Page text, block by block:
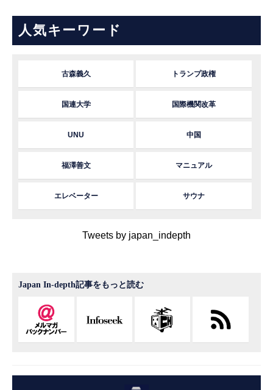
人気キーワード
古森義久 トランプ政権
国連大学 国際機関改革
UNU 中国
福澤善文 マニュアル
エレベーター サウナ
Tweets by japan_indepth
Japan In-depth記事をもっと読む